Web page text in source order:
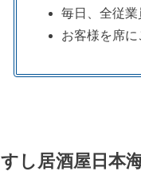
毎日、全従
お客様を席
すし居酒屋日本